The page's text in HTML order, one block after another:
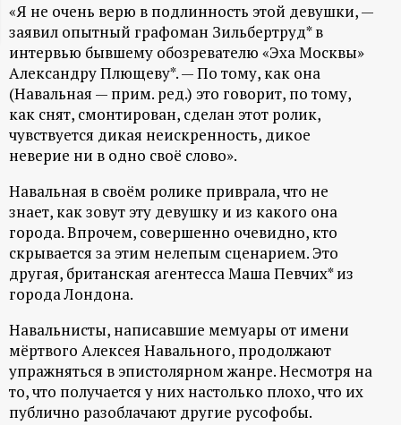
а
ц
и
о
н
н
ы
й
п
о
«Я не очень верю в подлинность этой девушки, —
заявил опытный графоман Зильбертруд* в
интервью бывшему обозревателю «Эха Москвы»
Александру Плющеву*. — По тому, как она
(Навальная — прим. ред.) это говорит, по тому,
как снят, смонтирован, сделан этот ролик,
чувствуется дикая неискренность, дикое
неверие ни в одно своё слово».
Навальная в своём ролике приврала, что не
знает, как зовут эту девушку и из какого она
города. Впрочем, совершенно очевидно, кто
скрывается за этим нелепым сценарием. Это
другая, британская агентесса Маша Певчих* из
города Лондона.
Навальнисты, написавшие мемуары от имени
мёртвого Алексея Навального, продолжают
упражняться в эпистолярном жанре. Несмотря на
то, что получается у них настолько плохо, что их
публично разоблачают другие русофобы.